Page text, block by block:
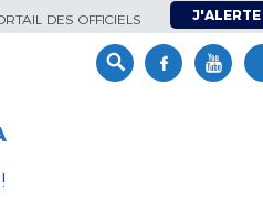
DES OFFICIELS J'ALERTE